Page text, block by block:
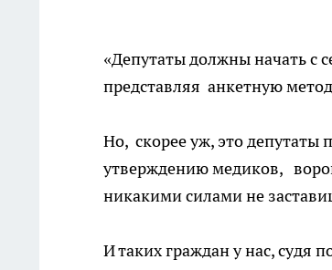
«Депутаты должны начать с
представляя анкетную
Но, скорее уж, это депутаты
утверждению медиков,
никакими силами не
И таких граждан у нас, судя